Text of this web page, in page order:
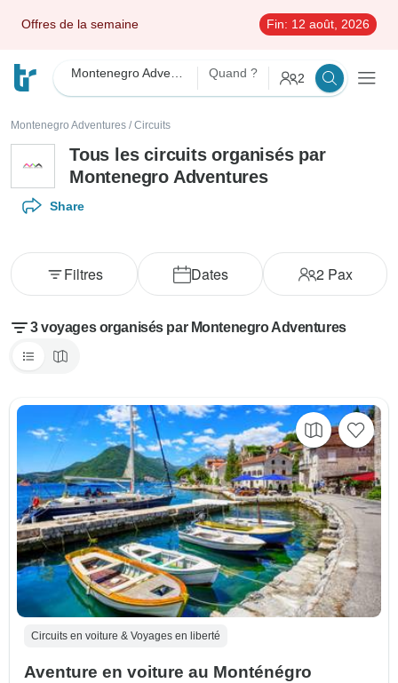
Offres de la semaine Fin: 12 août, 2026
Quand ? 2
Montenegro Adventures / Circuits
Tous les circuits organisés par
Montenegro Adventures
Share
Dates 2Pax
Filtres
3 voyages organisés par Montenegro Adventures
Circuits en voiture & Voyages en liberté
Aventure en voiture au Monténégro